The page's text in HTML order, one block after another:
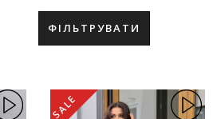
ФІЛЬТРУВАТИ
SALE